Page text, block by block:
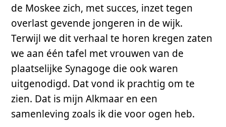
de Moskee zich, met succes, inzet tegen
overlast gevende jongeren in de wijk.
Terwijl we dit verhaal te horen kregen zaten
we aan één tafel met vrouwen van de
plaatselijke Synagoge die ook waren
uitgenodigd. Dat vond ik prachtig om te
zien. Dat is mijn Alkmaar en een
samenleving zoals ik die voor ogen heb.